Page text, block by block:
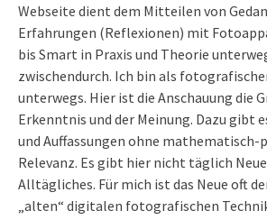
Webseite dient dem Mitteilen von
Erfahrungen (Reflexionen) mit
bis Smart in Praxis und Theorie
zwischendurch. Ich bin als
unterwegs. Hier ist die Anschauung die
Erkenntnis und der Meinung. Dazu gibt
und Auffassungen ohne mathematisch-
Relevanz. Es gibt hier nicht täglich
Alltägliches. Für mich ist das Neue oft
„alten“ digitalen fotografischen